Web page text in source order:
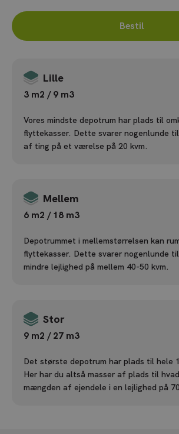
t
n
Bestil
Lille
3 m2 / 9 m3
Vores mindste depotrum har plads til
flyttekasser. Dette svarer nogenlunde
af ting på et værelse på 20 kvm.
Mellem
6 m2 / 18 m3
Depotrummet i mellemstørrelsen kan
flyttekasser. Dette svarer nogenlunde
mindre lejlighed på mellem 40-50 kvm.
Stor
9 m2 / 27 m3
Det største depotrum har plads til hele
Her har du altså masser af plads til
mængden af ejendele i en lejlighed på